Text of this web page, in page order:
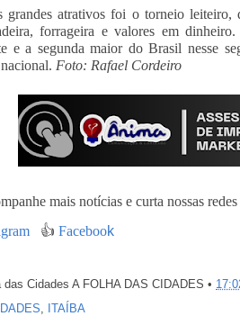
grandes atrativos foi o torneio
forrageira e valores em
e a segunda maior do Brasil nesse
Foto: Rafael Cordeiro
mais notícias e curta nossas redes
👍 Facebook
das Cidades A FOLHA DAS CIDADES •
, ITAÍBA